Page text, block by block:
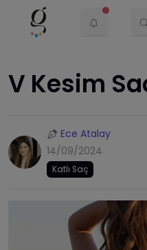
V Kesim
Ece Atalay
14/09/2024
Katlı Saç